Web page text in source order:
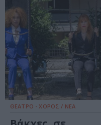
ΘΕΑΤΡΟ - ΧΟΡΟΣ / ΝΕΑ